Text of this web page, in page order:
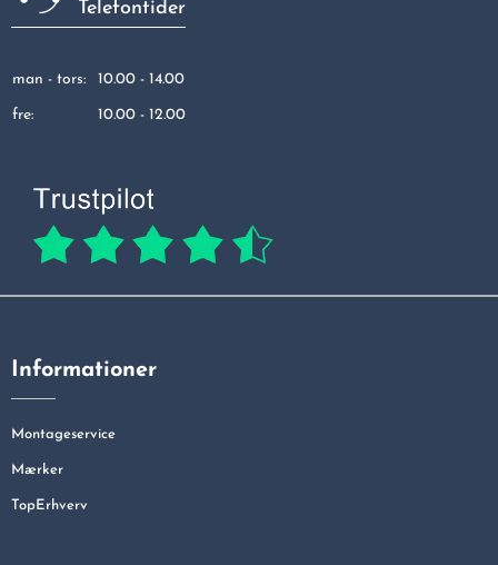
Telefontider
man - tors: 10.00 - 14.00
fre: 10.00 - 12.00
Informationer
Montageservice
Mærker
TopErhverv